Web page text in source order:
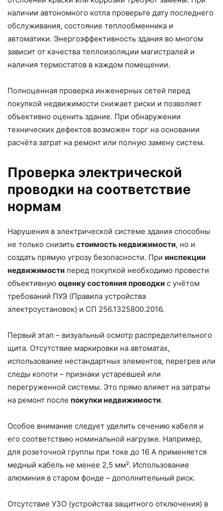
наличии автономного котла проверьте дату последнего
обслуживания, состояние теплообменника и
автоматики. Энергоэффективность здания во многом
зависит от качества теплоизоляции магистралей и
наличия термостатов в каждом помещении.
Полноценная проверка инженерных сетей перед
покупкой недвижимости снижает риски и позволяет
объективно оценить здание. При обнаружении
технических дефектов возможен торг на основании
расчёта затрат на ремонт или полную замену систем.
Проверка электрической
проводки на соответствие
нормам
Нарушения в электрической системе здания способны
не только снизить стоимость недвижимости, но и
создать прямую угрозу безопасности. При инспекции
недвижимости перед покупкой необходимо провести
объективную оценку состояния проводки с учётом
требований ПУЭ (Правила устройства
электроустановок) и СП 256.1325800.2016.
Первый этап – визуальный осмотр распределительного
щита. Отсутствие маркировки на автоматах,
использование нестандартных элементов, перегрев или
следы копоти – признаки устаревшей или
перегруженной системы. Это прямо влияет на затраты
на ремонт после покупки недвижимости.
Особое внимание следует уделить сечению кабеля и
его соответствию номинальной нагрузке. Например,
для розеточной группы при токе до 16 А применяется
медный кабель не менее 2,5 мм². Использование
алюминия в старом фонде – дополнительный риск.
Отсутствие УЗО (устройства защитного отключения) в